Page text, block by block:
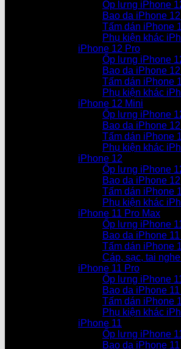
Ốp lưng iPhone
Bao da iPhone
Tấm dán iPhone
Phụ kiện khác
iPhone 12 Pro
Ốp lưng iPhone
Bao da iPhone
Tấm dán iPhone
Phụ kiện khác
iPhone 12 Mini
Ốp lưng iPhone
Bao da iPhone
Tấm dán iPhone
Phụ kiện khác
iPhone 12
Ốp lưng iPhone
Bao da iPhone 12
Tấm dán iPhone
Phụ kiện khác
iPhone 11 Pro Max
Ốp lưng iPhone
Bao da iPhone
Tấm dán iPhone
Cáp, sạc, tai
iPhone 11 Pro
Ốp lưng iPhone
Bao da iPhone
Tấm dán iPhone
Phụ kiện khác
iPhone 11
Ốp lưng iPhone
Bao da iPhone 11